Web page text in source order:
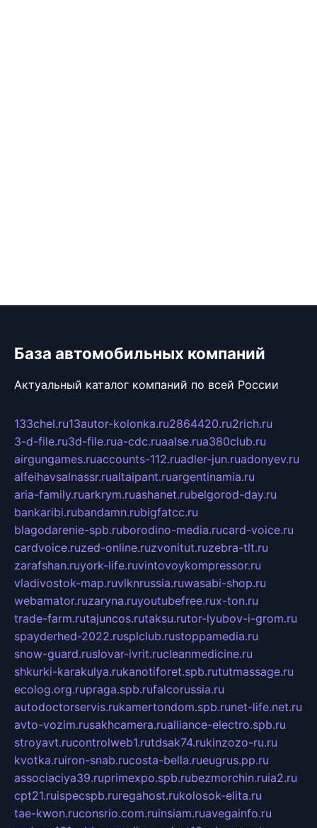
База автомобильных компаний
Актуальный каталог компаний по всей России
133chel.ru13autor-kolonka.ru2864420.ru2rich.ru
3-d-file.ru3d-file.rua-cdc.ruaalse.rua380club.ru
airgungames.ruaccounts-112.ruadler-jun.ruadonyev.ru
alfeihavsalnassr.rualtaipant.ruargentinamia.ru
aria-family.ruarkrym.ruashanet.rubelgorod-day.ru
bankaribi.rubandamn.rubigfatcc.ru
blagodarenie-spb.ruborodino-media.rucard-voice.ru
cardvoice.ruzed-online.ruzvonitut.ruzebra-tlt.ru
zarafshan.ruyork-life.ruvintovoykompressor.ru
vladivostok-map.ruvlknrussia.ruwasabi-shop.ru
webamator.ruzaryna.ruyoutubefree.rux-ton.ru
trade-farm.rutajuncos.rutaksu.rutor-lyubov-i-grom.ru
spayderhed-2022.rusplclub.rustoppamedia.ru
snow-guard.ruslovar-ivrit.rucleanmedicine.ru
shkurki-karakulya.rukanotiforet.spb.rututmassage.ru
ecolog.org.rupraga.spb.rufalcorussia.ru
autodoctorservis.rukamertondom.spb.runet-life.net.ru
avto-vozim.rusakhcamera.rualliance-electro.spb.ru
stroyavt.rucontrolweb1.rutdsak74.rukinzozo-ru.ru
kvotka.ruiron-snab.rucosta-bella.rueugrus.pp.ru
associaciya39.ruprimexpo.spb.rubezmorchin.ruia2.ru
cpt21.ruispecspb.ruregahost.rukolosok-elita.ru
tae-kwon.ruconsrio.com.ruinsiam.ruavegainfo.ru